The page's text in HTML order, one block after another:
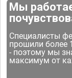
Мы
Специалисты
прошили более
- поэтому мы
максимум от